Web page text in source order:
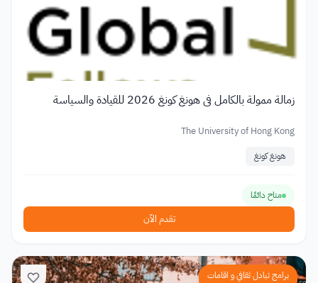
زمالة ممولة بالكامل في هونغ كونغ 2026 للقيادة والسياسة
The University of Hong Kong
هونغ كونغ
متاح دائمًا
تقدم الآن
برامج تبادل ثقافي و اقامات